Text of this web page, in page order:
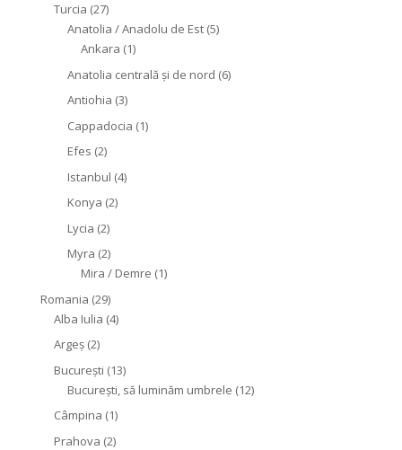
Turcia (27)
Anatolia / Anadolu de Est(5)
Ankara (1)
Anatolia centrală și de nord (6)
Antiohia (3)
Cappadocia (1)
Efes (2)
Istanbul (4)
Konya (2)
Lycia (2)
Myra (2)
Mira / Demre (1)
Romania (29)
Alba Iulia (4)
Argeș(2)
București (13)
București, să luminăm umbrele (12)
Câmpina (1)
Prahova (2)